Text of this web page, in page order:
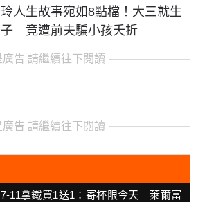
人生故事宛如8點檔！大三就生
子 竟遭前夫騙小孩夭折
廣告 請繼續往下閱讀
廣告 請繼續往下閱讀
11拿鐵買1送1：寄杯限今天 萊爾富